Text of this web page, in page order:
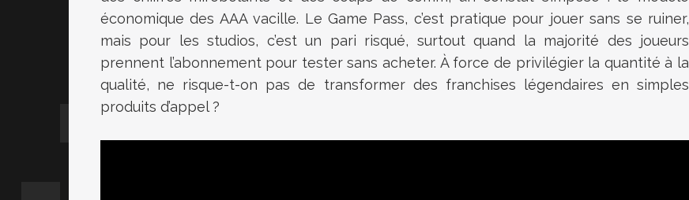
économique des AAA vacille. Le Game Pass, c’est pratique pour jouer sans se ruiner,
mais pour les studios, c’est un pari risqué, surtout quand la majorité des joueurs
prennent l’abonnement pour tester sans acheter. À force de privilégier la quantité à la
qualité, ne risque-t-on pas de transformer des franchises légendaires en simples
produits d’appel ?